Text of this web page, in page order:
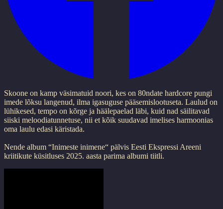
Skoone on kamp väsimatuid noori, ​​kes on 80ndate hardcore pungi
imede lõksu langenud, ilma igasuguse pääsemislootuseta. Laulud on
lühikesed, tempo on kõrge ja häälepaelad läbi, kuid nad säilitavad
siiski meloodiatunnetuse, nii et kõik suudavad imelises harmoonias
oma laulu edasi käristada.
Nende album “Inimeste inimene“ pälvis Eesti Ekspressi Areeni
kriitikute küsitluses 2025. aasta parima albumi tiitli.